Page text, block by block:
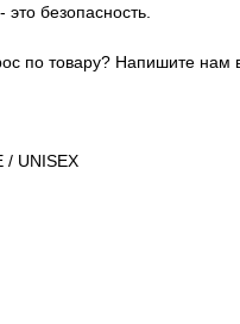
это безопасность.
по товару? Напишите нам
/ UNISEX